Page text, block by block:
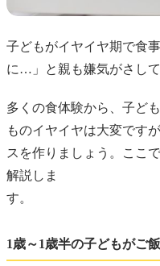
子どもがイヤイヤ期で食
に…」と親も嫌気がさして
多くの食体験から、子ど
ものイヤイヤは大変です
スを作りましょう。ここ
解説しま
1歳～1歳半の子どもがご